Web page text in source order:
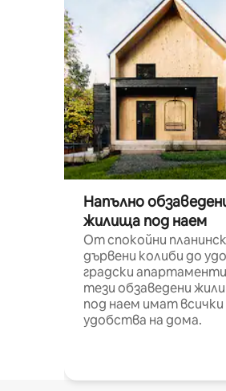
Напълно
жилища под наем
От спокойни
дървени колиби до
градски
тези обзаведени
под наем имат всички
удобства на дома.